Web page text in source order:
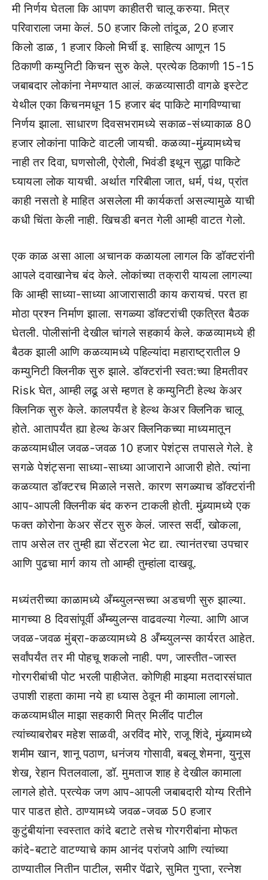
मी निर्णय घेतला कि आपण काहीतरी चालू करुया. मित्र
परिवाराला जमा केलं. 50 हजार किलो तांदूळ, 20 हजार
किलो डाळ, 1 हजार किलो मिर्ची इ. साहित्य आणून 15
ठिकाणी कम्युनिटी किचन सुरु केले. प्रत्येक ठिकाणी 15-15
जबाबदार लोकांना नेमण्यात आलं. कळव्यासाठी वागळे इस्टेट
येथील एका किचनमधून 15 हजार बंद पाकिटे मागविण्याचा
निर्णय झाला. साधारण दिवसभरामध्ये सकाळ-संध्याकाळ 80
हजार लोकांना पाकिटे वाटली जायची. कळव्या-मुंब्र्यामध्येच
नाही तर दिवा, घणसोली, ऐरोली, भिवंडी इथून सुद्धा पाकिटे
घ्यायला लोक यायची. अर्थात गरिबीला जात, धर्म, पंथ, प्रांत
काही नसतो हे माहित असलेला मी कार्यकर्ता असल्यामुळे याची
कधी चिंता केली नाही. खिचडी बनत गेली आम्ही वाटत गेलो.
एक काळ असा आला अचानक कळायला लागल कि डॉक्टरांनी
आपले दवाखानेच बंद केले. लोकांच्या तक्रारी यायला लागल्या
कि आम्ही साध्या-साध्या आजारासाठी काय करायचं. परत हा
मोठा प्रश्न निर्माण झाला. सगळ्या डॉक्टरांची एकत्रित बैठक
घेतली. पोलीसांनी देखील चांगले सहकार्य केले. कळव्यामध्ये ही
बैठक झाली आणि कळव्यामध्ये पहिल्यांदा महाराष्ट्रातील 9
कम्युनिटी क्लिनीक सुरु झाले. डॉक्टरांनी स्वत:च्या हिमतीवर
Risk घेत, आम्ही लढू असे म्हणत हे कम्युनिटी हेल्थ केअर
क्लिनिक सुरु केले. कालपर्यंत हे हेल्थ केअर क्लिनिक चालू
होते. आतापर्यंत ह्या हेल्थ केअर क्लिनिकच्या माध्यमातून
कळव्यामधील जवळ-जवळ 10 हजार पेशंट्स तपासले गेले. हे
सगळे पेशंट्सना साध्या-साध्या आजाराने आजारी होते. त्यांना
कळव्यात डॉक्टरच मिळाले नसते. कारण सगळ्याच डॉक्टरांनी
आप-आपली क्लिनीक बंद करुन टाकली होती. मुंब्र्यामध्ये एक
फक्त कोरोना केअर सेंटर सुरु केलं. जास्त सर्दी, खोकला,
ताप असेल तर तुम्ही ह्या सेंटरला भेट द्या. त्यानंतरचा उपचार
आणि पुढचा मार्ग काय तो आम्ही तुम्हांला दाखवू.
मध्यंतरीच्या काळामध्ये अँम्ब्युलन्सच्या अडचणी सुरु झाल्या.
मागच्या 8 दिवसांपूर्वी अँम्ब्युलन्स वाढवल्या गेल्या. आणि आज
जवळ-जवळ मुंब्रा-कळव्यामध्ये 8 अँम्ब्युलन्स कार्यरत आहेत.
सर्वांपर्यंत तर मी पोहचू शकलो नाही. पण, जास्तीत-जास्त
गोरगरीबांची पोट भरली पाहीजेत. कोणिही माझ्या मतदारसंघात
उपाशी राहता कामा नये हा ध्यास ठेवून मी कामाला लागलो.
कळव्यामधील माझा सहकारी मित्र मिलींद पाटील
त्यांच्याबरोबर महेश साळवी, अरविंद मोरे, राजू शिंदे, मुंब्र्यामध्ये
शमीम खान, शानू पठाण, धनंजय गोसावी, बबलू शेमना, युनूस
शेख, रेहान पितलवाला, डॉ. मुमताज शाह हे देखील कामाला
लागले होते. प्रत्येक जण आप-आपली जबाबदारी योग्य रितीने
पार पाडत होते. ठाण्यामध्ये जवळ-जवळ 50 हजार
कुटुंबीयांना स्वस्तात कांदे बटाटे तसेच गोरगरीबांना मोफत
कांदे-बटाटे वाटण्याचे काम आनंद परांजपे आणि त्यांच्या
ठाण्यातील नितीन पाटील, समीर पेंढारे, सुमित गुप्ता, रत्नेश